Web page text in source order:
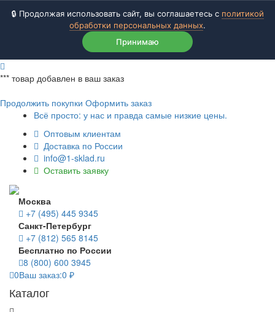
🔒 Продолжая использовать сайт, вы соглашаетесь с политикой
обработки персональных данных.
Принимаю
*** товар добавлен в ваш заказ
Продолжить покупки Оформить заказ
Всё просто: у нас и правда самые низкие цены.
Оптовым клиентам
Доставка по России
info@1-sklad.ru
Оставить заявку
Москва
+7 (495) 445 9345
Санкт-Петербург
+7 (812) 565 8145
Бесплатно по России
8 (800) 600 3945
0Ваш заказ:0 ₽
Каталог